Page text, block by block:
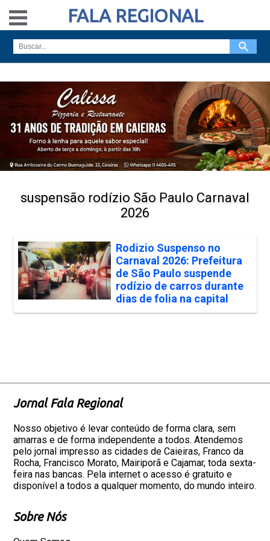
FALA REGIONAL
suspensão rodízio São Paulo Carnaval
2026
Rodizio Suspenso no
Carnaval 2026: Prefeitura
de São Paulo suspende
rodízio de carros durante
dias de folia na capital
Jornal Fala Regional
Nosso objetivo é levar conteúdo de forma clara, sem
amarras e de forma independente a todos. Atendemos
pelo jornal impresso as cidades de Caieiras, Franco da
Rocha, Francisco Morato, Mairiporã e Cajamar, toda sexta-
feira nas bancas. Pela internet o acesso é gratuito e
disponível a todos a qualquer momento, do mundo inteiro.
Sobre Nós